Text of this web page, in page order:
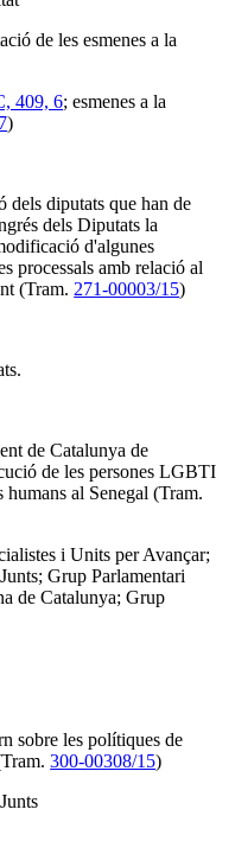
de les esmenes a la
409, 6; esmenes a la
)
dels diputats que han de
dels Diputats la
d'algunes
processals amb relació al
(Tram. 271-00003/15)
de Catalunya de
de les persones LGBTI
al Senegal (Tram.
i Units per Avançar;
Grup Parlamentari
de Catalunya; Grup
sobre les polítiques de
300-00308/15)